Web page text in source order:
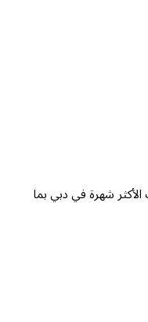
الأكثر شهرة في دبي بما